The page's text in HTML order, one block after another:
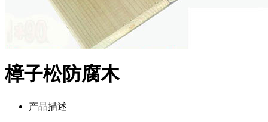
樟子松防腐木
产品描述